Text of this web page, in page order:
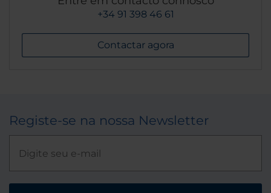
+34 91 398 46 61
Contactar agora
Registe-se na nossa Newsletter